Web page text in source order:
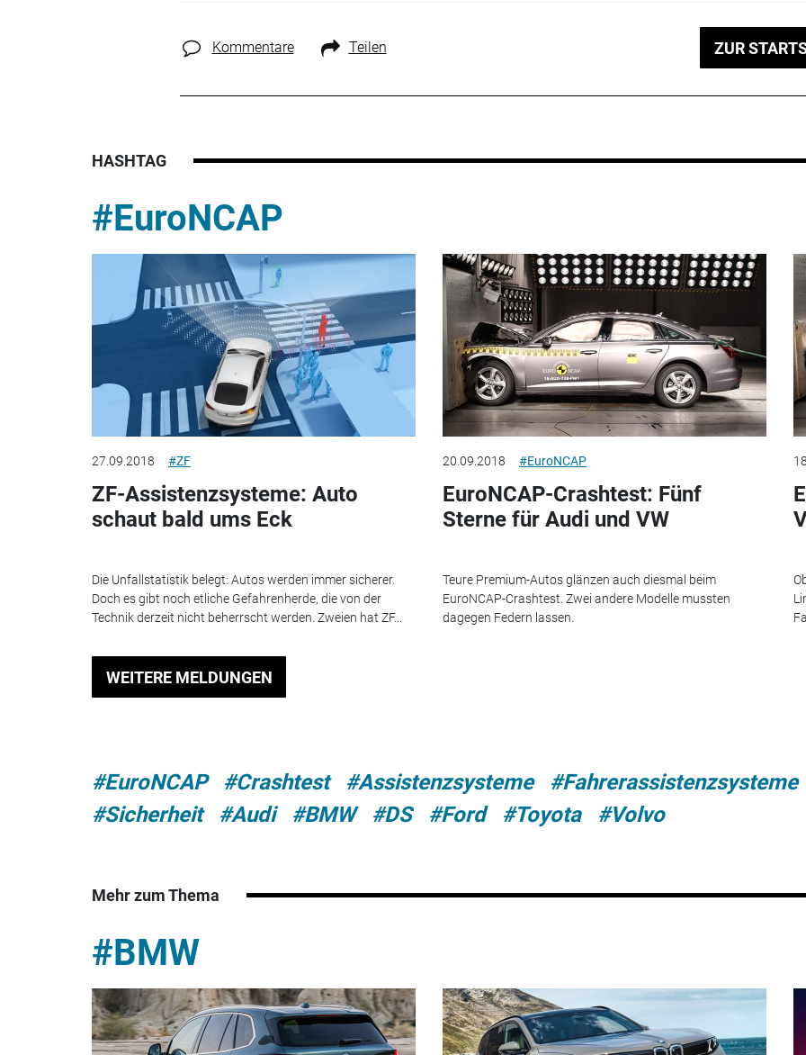
Kommentare Teilen ZUR
HASHTAG
#EuroNCAP
27.09.2018 #ZF
ZF-Assistenzsysteme: Auto
schaut bald ums Eck
Die Unfallstatistik belegt: Autos werden immer sicherer.
Doch es gibt noch etliche Gefahrenherde, die von der
Technik derzeit nicht beherrscht werden. Zweien hat ZF...
20.09.2018 #EuroNCAP
EuroNCAP-Crashtest: Fünf
Sterne für Audi und VW
Teure Premium-Autos glänzen auch diesmal beim
EuroNCAP-Crashtest. Zwei andere Modelle mussten
dagegen Federn lassen.
WEITERE MELDUNGEN
#EuroNCAP #Crashtest #Assistenzsysteme
#Fahrerassistenzsysteme
#Sicherheit
#Audi #BMW #DS #Ford #Toyota #Volvo
Mehr zum Thema
#BMW